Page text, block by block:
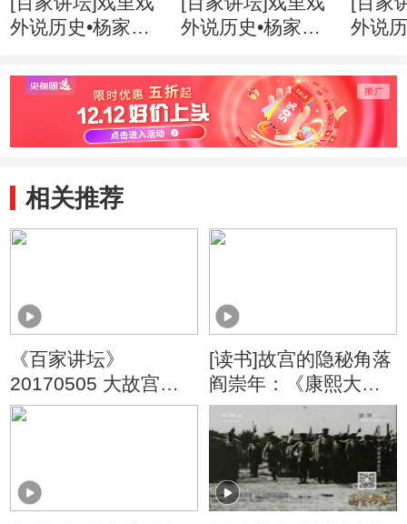
外说历史•杨家将
外说历史•杨家将
外说
相关推荐
《百家讲坛》
20170505 大故宫
（第四部）1 御窑之
[读书]故宫的隐秘角落
阎崇年：《康熙大
帝》